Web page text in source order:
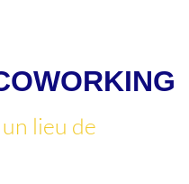
lieu de